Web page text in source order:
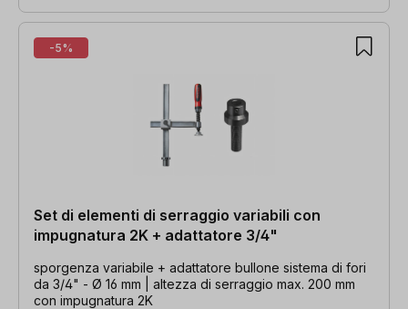
-5%
Set di elementi di serraggio variabili con
impugnatura 2K + adattatore 3/4"
sporgenza variabile + adattatore bullone sistema di fori
da 3/4" - Ø 16 mm | altezza di serraggio max. 200 mm
con impugnatura 2K